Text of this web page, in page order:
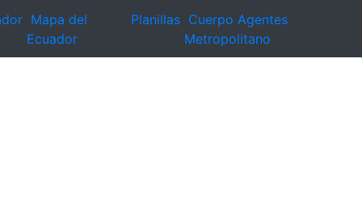
Mapa del
Ecuador
Planillas Cuerpo Agentes
Metropolitano